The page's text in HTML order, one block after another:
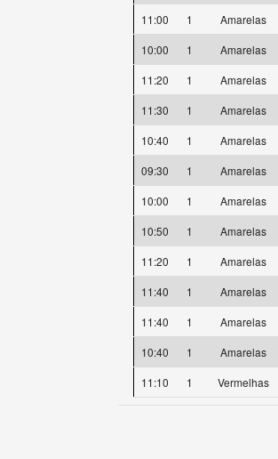
11:00
1 Amarelas
10:00
1 Amarelas
11:20
1 Amarelas
11:30
1 Amarelas
10:40
1 Amarelas
09:30
1 Amarelas
10:00
1 Amarelas
10:50
1 Amarelas
11:20
1 Amarelas
11:40
1 Amarelas
11:40
1 Amarelas
10:40
1 Amarelas
11:10
1 Vermelhas